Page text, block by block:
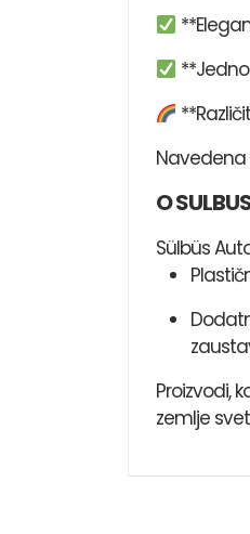
Navedena
O
Sülbüs
Proizvodi,
zemlje